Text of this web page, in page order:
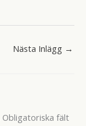
Nästa Inlägg →
Obligatoriska fält